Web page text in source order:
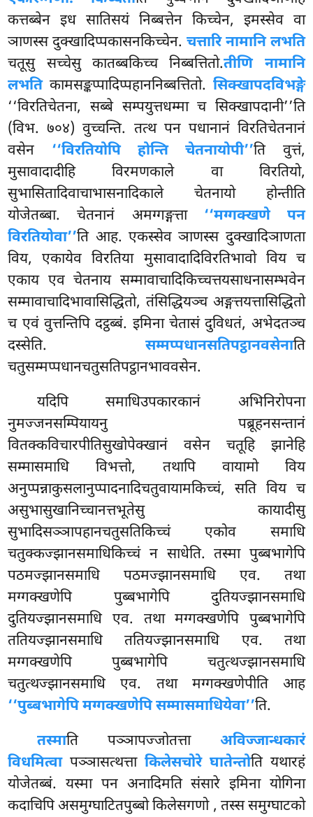
कत्तब्बेन इध सातिसयं निब्बत्तेन किच्चेन, इमस्सेव वा
ञाणस्स दुक्खादिप्पकासनकिच्चेन. चत्तारि नामानि लभति
चतूसु सच्चेसु कातब्बकिच्च निब्बत्तितो.तीणि नामानि
लभतिकामसङ्कप्पादिप्पहाननिब्बत्तितो. सिक्खापदविभङ्गे
‘‘विरतिचेतना, सब्बे सम्पयुत्तधम्मा च सिक्खापदानी’’ति
(विभ. ७०४) वुच्चन्ति. तत्थ पन पधानानं विरतिचेतनानं
वसेन ‘‘विरतियोपि होन्ति चेतनायोपी’’ति वुत्तं,
मुसावादादीहि विरमणकाले वा विरतियो,
सुभासितादिवाचाभासनादिकाले चेतनायो होन्तीति
योजेतब्बा. चेतनानं अमग्गङ्गत्ता ‘‘मग्गक्खणे पन
विरतियोवा’’ति आह. एकस्सेव ञाणस्स दुक्खादिञाणता
विय, एकायेव विरतिया मुसावादादिविरतिभावो विय च
एकाय एव चेतनाय सम्मावाचादिकिच्चत्तयसाधनासम्भवेन
सम्मावाचादिभावासिद्धितो, तंसिद्धियञ्च अङ्गत्तयत्तासिद्धितो
च एवं वुत्तन्तिपि दट्ठब्बं. इमिना चेतासं दुविधतं, अभेदतञ्च
दस्सेति. सम्मप्पधानसतिपट्ठानवसेनाति
चतुसम्मप्पधानचतुसतिपट्ठानभाववसेन.
यदिपि समाधिउपकारकानं अभिनिरोपना
नुमज्जनसम्पियायनु पब्रूहनसन्तानं
वितक्कविचारपीतिसुखोपेक्खानं वसेन चतूहि झानेहि
सम्मासमाधि विभत्तो, तथापि वायामो विय
अनुप्पन्नाकुसलानुप्पादनादिचतुवायामकिच्चं, सति विय च
असुभासुखानिच्चानत्तभूतेसु कायादीसु
सुभादिसञ्ञापहानचतुसतिकिच्चं एकोव समाधि
चतुक्कज्झानसमाधिकिच्चं न साधेति. तस्मा पुब्बभागेपि
पठमज्झानसमाधि पठमज्झानसमाधि एव. तथा
मग्गक्खणेपि पुब्बभागेपि दुतियज्झानसमाधि
दुतियज्झानसमाधि एव. तथा मग्गक्खणेपि पुब्बभागेपि
ततियज्झानसमाधि ततियज्झानसमाधि एव. तथा
मग्गक्खणेपि पुब्बभागेपि चतुत्थज्झानसमाधि
चतुत्थज्झानसमाधि एव. तथा मग्गक्खणेपीति आह
‘‘पुब्बभागेपि मग्गक्खणेपि सम्मासमाधियेवा’’ति.
तस्माति पञ्ञापज्जोतत्ता अविज्जान्धकारं
विधमित्वापञ्ञासत्थत्ता किलेसचोरे घातेन्तोति यथारहं
योजेतब्बं. यस्मा पन अनादिमति संसारे इमिना योगिना
कदाचिपि असमुग्घाटितपुब्बो किलेसगणो , तस्स समुग्घाटको